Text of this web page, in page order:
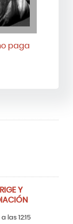
paga
Y
las 12:15